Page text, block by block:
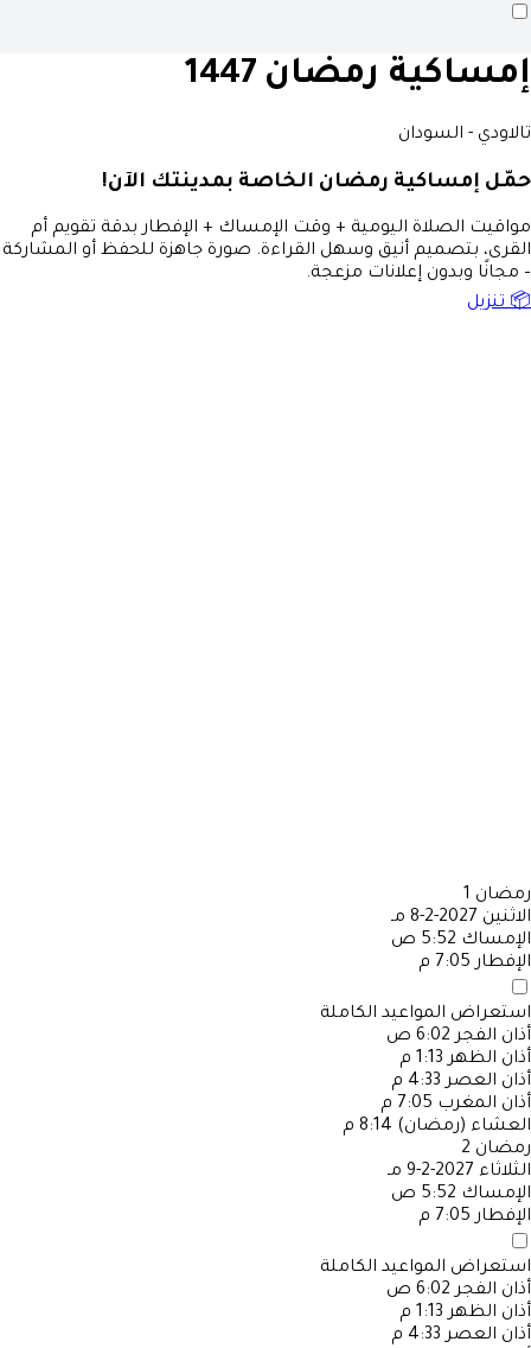
إمساكية رمضان 1447
تالاودي - السودان
حمّل إمساكية رمضان الخاصة بمدينتك الآن!
مواقيت الصلاة اليومية + وقت الإمساك + الإفطار بدقة تقويم أم
القرى، بتصميم أنيق وسهل القراءة. صورة جاهزة للحفظ أو المشاركة
– مجانًا وبدون إعلانات مزعجة.
📦 تنزيل
رمضان 1
الاثنين 2027-2-8 مـ
الإمساك 5:52 ص
الإفطار 7:05 م
استعراض المواعيد الكاملة
أذان الفجر 6:02 ص
أذان الظهر 1:13 م
أذان العصر 4:33 م
أذان المغرب 7:05 م
العشاء (رمضان) 8:14 م
رمضان 2
الثلاثاء 2027-2-9 مـ
الإمساك 5:52 ص
الإفطار 7:05 م
استعراض المواعيد الكاملة
أذان الفجر 6:02 ص
أذان الظهر 1:13 م
أذان العصر 4:33 م